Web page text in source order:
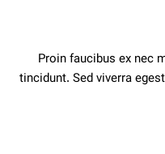
Proin faucibus ex nec
tincidunt. Sed viverra